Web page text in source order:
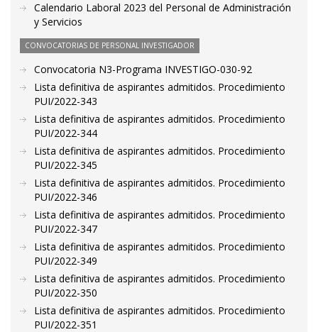
Calendario Laboral 2023 del Personal de Administración
y Servicios
CONVOCATORIAS DE PERSONAL INVESTIGADOR
Convocatoria N3-Programa INVESTIGO-030-92
Lista definitiva de aspirantes admitidos. Procedimiento
PUI/2022-343
Lista definitiva de aspirantes admitidos. Procedimiento
PUI/2022-344
Lista definitiva de aspirantes admitidos. Procedimiento
PUI/2022-345
Lista definitiva de aspirantes admitidos. Procedimiento
PUI/2022-346
Lista definitiva de aspirantes admitidos. Procedimiento
PUI/2022-347
Lista definitiva de aspirantes admitidos. Procedimiento
PUI/2022-349
Lista definitiva de aspirantes admitidos. Procedimiento
PUI/2022-350
Lista definitiva de aspirantes admitidos. Procedimiento
PUI/2022-351